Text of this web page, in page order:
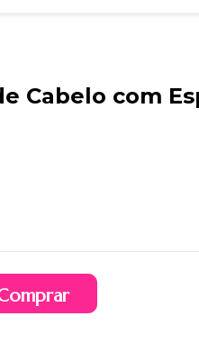
Cabelo com